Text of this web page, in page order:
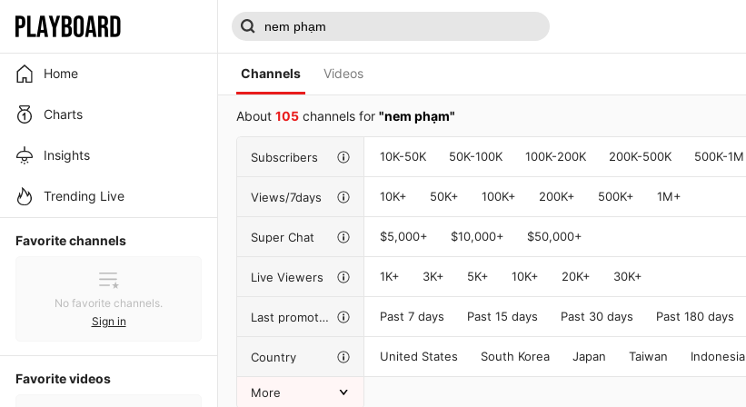
Home
Charts
Insights
Trending Live
Favorite channels
No favorite channels.
Sign in
Favorite videos
Channels Videos
About 105 channels for "nem phạm"
Subscribers 10K-50K 50K-100K 100K-200K 200K-500K 500K-1M
Views/7days 10K+ 50K+ 100K+ 200K+ 500K+ 1M+
Super Chat $5,000+ $10,000+ $50,000+
Live Viewers 1K+ 3K+ 5K+ 10K+ 20K+ 30K+
Last promotion Past 7 days Past 15 days Past 30 days Past 180 days
Country United States South Korea Japan Taiwan Indonesia
More